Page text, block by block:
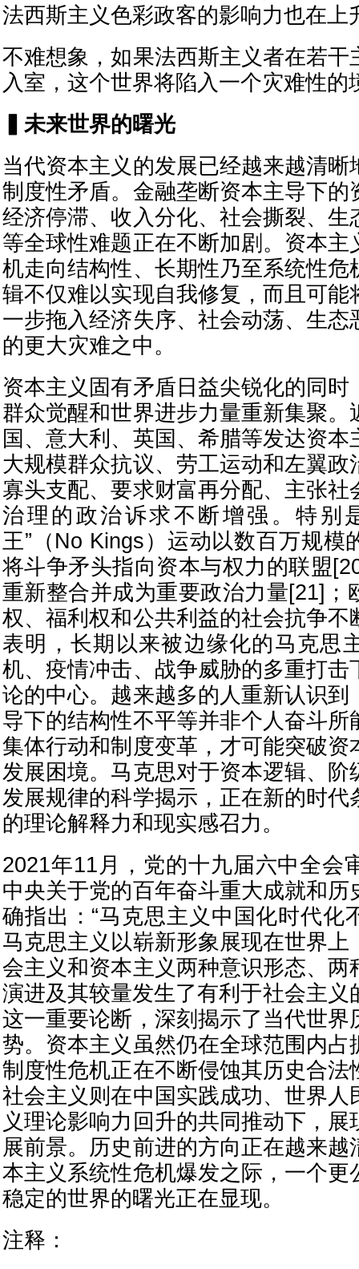
法西斯主义色彩政客的影响力也在上
不难想象，如果法西斯主义者在若干
入室，这个世界将陷入一个灾难性的
▍未来世界的曙光
当代资本主义的发展已经越来越清晰
制度性矛盾。金融垄断资本主导下的
经济停滞、收入分化、社会撕裂、生
等全球性难题正在不断加剧。资本主
机走向结构性、长期性乃至系统性危
辑不仅难以实现自我修复，而且可能
一步拖入经济失序、社会动荡、生态
的更大灾难之中。
资本主义固有矛盾日益尖锐化的同时
群众觉醒和世界进步力量重新集聚。
国、意大利、英国、希腊等发达资
大规模群众抗议、劳工运动和左翼政
寡头支配、要求财富再分配、主张社
治理的政治诉求不断增强。特别
王”（No Kings）运动以数百万规模
将斗争矛头指向资本与权力的联盟
重新整合并成为重要政治力量[21]；
权、福利权和公共利益的社会抗争不
表明，长期以来被边缘化的马克思
机、疫情冲击、战争威胁的多重打击
论的中心。越来越多的人重新认识到
导下的结构性不平等并非个人奋斗所
集体行动和制度变革，才可能突破资
发展困境。马克思对于资本逻辑、阶
发展规律的科学揭示，正在新的时代
的理论解释力和现实感召力。
2021年11月，党的十九届六中全会
中央关于党的百年奋斗重大成就和历
确指出：“马克思主义中国化时代化
马克思主义以崭新形象展现在世界上
会主义和资本主义两种意识形态、两
演进及其较量发生了有利于社会主义
这一重要论断，深刻揭示了当代世界
势。资本主义虽然仍在全球范围内占
制度性危机正在不断侵蚀其历史合法
社会主义则在中国实践成功、世界人
义理论影响力回升的共同推动下，
展前景。历史前进的方向正在越来越
本主义系统性危机爆发之际，一个更
稳定的世界的曙光正在显现。
注释：